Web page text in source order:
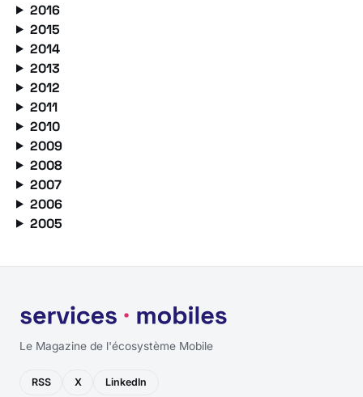
2016
2015
2014
2013
2012
2011
2010
2009
2008
2007
2006
2005
Le Magazine de l'écosystème Mobile
RSS X LinkedIn